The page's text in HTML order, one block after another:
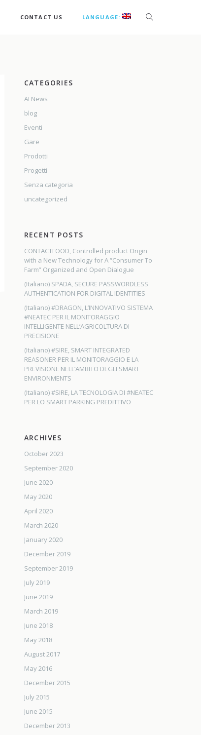
CONTACT US LANGUAGE:
CATEGORIES
AI News
blog
Eventi
Gare
Prodotti
Progetti
Senza categoria
uncategorized
RECENT POSTS
CONTACTFOOD, Controlled product Origin
with a New Technology for A “Consumer To
Farm” Organized and Open Dialogue
(Italiano) SPADA, SECURE PASSWORDLESS
AUTHENTICATION FOR DIGITAL IDENTITIES
(Italiano) #DRAGON, L’INNOVATIVO SISTEMA
#NEATEC PER IL MONITORAGGIO
INTELLIGENTE NELL’AGRICOLTURA DI
PRECISIONE
(Italiano) #SIRE, SMART INTEGRATED
REASONER PER IL MONITORAGGIO E LA
PREVISIONE NELL’AMBITO DEGLI SMART
ENVIRONMENTS
(Italiano) #SIRE, LA TECNOLOGIA DI #NEATEC
PER LO SMART PARKING PREDITTIVO
ARCHIVES
October 2023
September 2020
June 2020
May 2020
April 2020
March 2020
January 2020
December 2019
September 2019
July 2019
June 2019
March 2019
June 2018
May 2018
August 2017
May 2016
December 2015
July 2015
June 2015
December 2013